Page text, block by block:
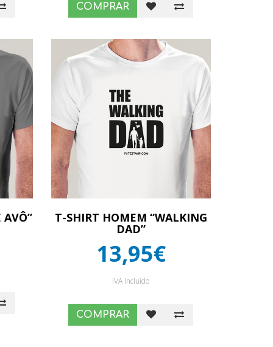
COMPRAR
T-SHIRT HOMEM “WALKING
DAD”
13,95€
IVA Incluído
COMPRAR